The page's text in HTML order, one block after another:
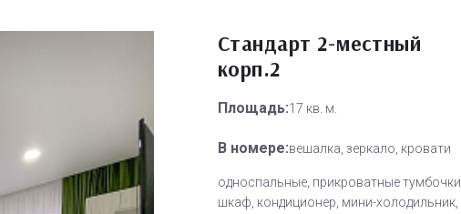
Стандарт 2-местный
корп.2
Площадь:17 кв. м.
В номере:вешалка, зеркало, кровати
односпальные, прикроватные тумбочки,
шкаф, кондиционер, мини-холодильник,